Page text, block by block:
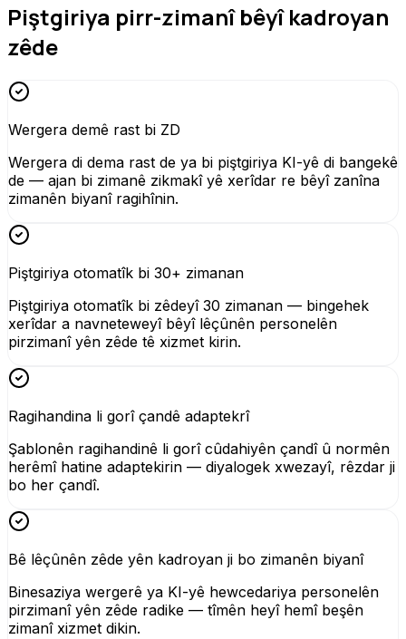
Piştgiriya pirr-zimanî bêyî kadroyan
zêde
Wergera demê rast bi ZD
Wergera di dema rast de ya bi piştgiriya KI-yê di bangekê
de — ajan bi zimanê zikmakî yê xerîdar re bêyî zanîna
zimanên biyanî ragihînin.
Piştgiriya otomatîk bi 30+ zimanan
Piştgiriya otomatîk bi zêdeyî 30 zimanan — bingehek
xerîdar a navneteweyî bêyî lêçûnên personelên
pirzimanî yên zêde tê xizmet kirin.
Ragihandina li gorî çandê adaptekrî
Şablonên ragihandinê li gorî cûdahiyên çandî û normên
herêmî hatine adaptekirin — diyalogek xwezayî, rêzdar ji
bo her çandî.
Bê lêçûnên zêde yên kadroyan ji bo zimanên biyanî
Binesaziya wergerê ya KI-yê hewcedariya personelên
pirzimanî yên zêde radike — tîmên heyî hemî beşên
zimanî xizmet dikin.